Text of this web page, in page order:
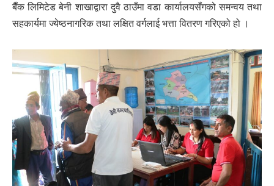
बैँक लिमिटेड बेनी शाखाद्वारा दुवै ठाउँमा वडा कार्यालयसँगको समन्वय तथा
सहकार्यमा ज्येष्ठनागरिक तथा लक्षित वर्गलाई भत्ता वितरण गरिएको हो ।